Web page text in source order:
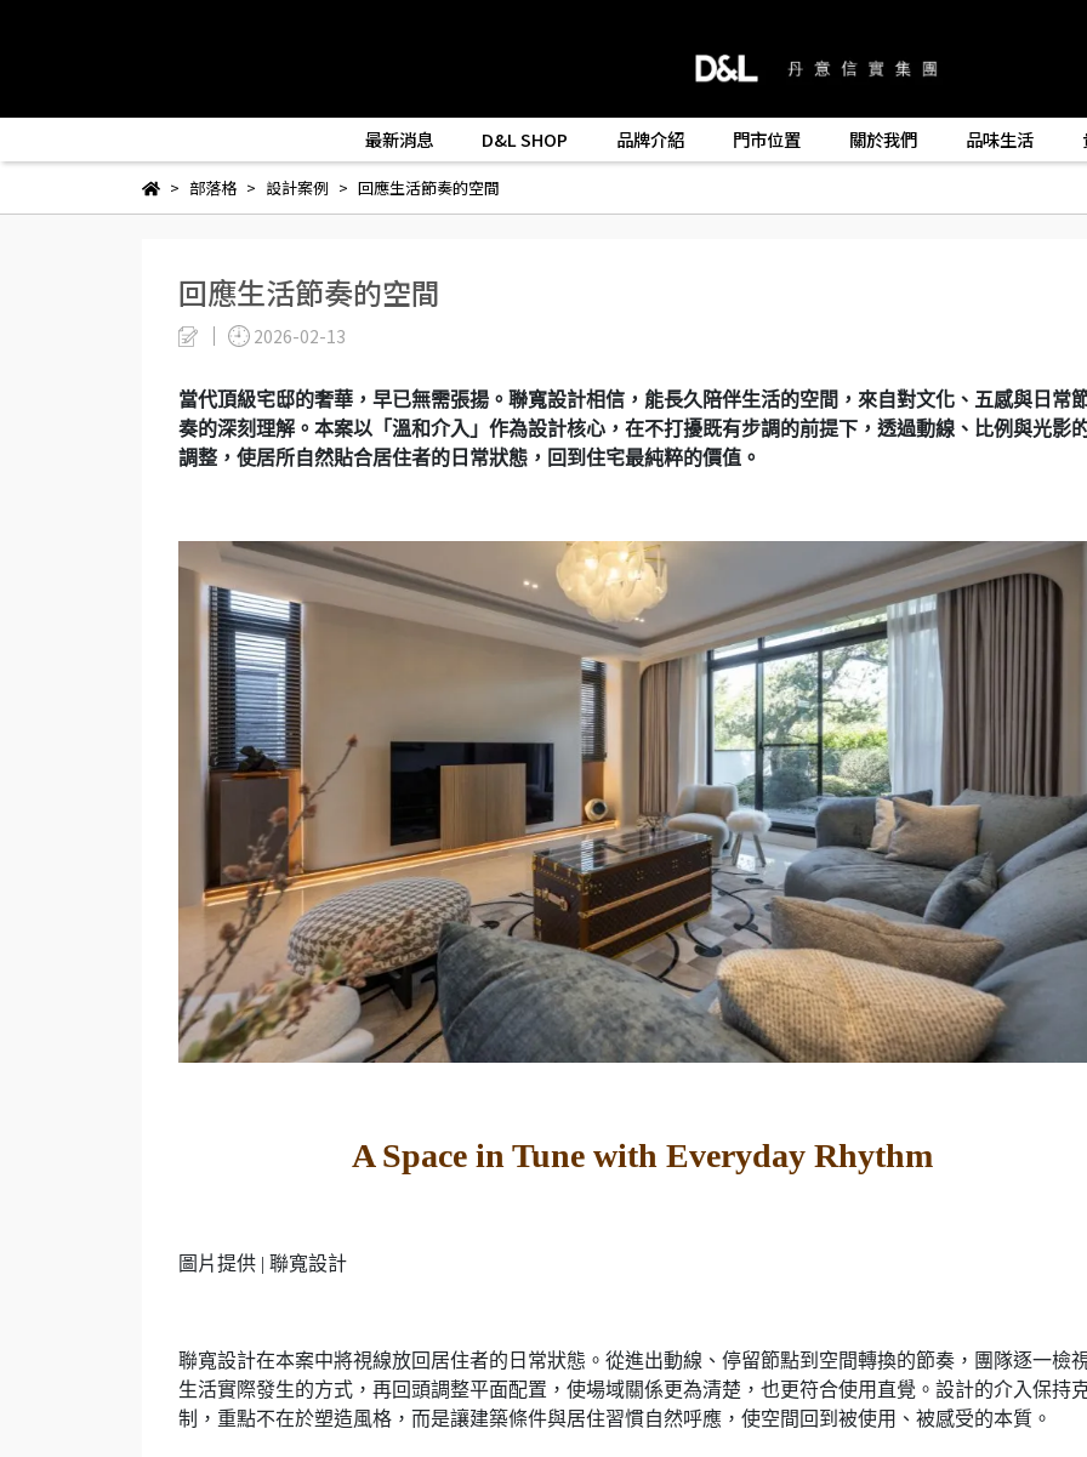
最新消息 D&L SHOP 品牌介紹 門市位置 關於我們 品味生活
部落格 設計案例 回應生活節奏的空間
回應生活節奏的空間
2026-02-13
當代頂級宅邸的奢華，早已無需張揚。聯寬設計相信，能長久陪伴生活的空間，來自對文化、五感與日常
奏的深刻理解。本案以「溫和介入」作為設計核心，在不打擾既有步調的前提下，透過動線、比例與光影
調整，使居所自然貼合居住者的日常狀態，回到住宅最純粹的價值。
A Space in Tune with Everyday Rhythm
圖片提供 | 聯寬設計
聯寬設計在本案中將視線放回居住者的日常狀態。從進出動線、停留節點到空間轉換的節奏，團隊逐一檢
生活實際發生的方式，再回頭調整平面配置，使場域關係更為清楚，也更符合使用直覺。設計的介入保持
制，重點不在於塑造風格，而是讓建築條件與居住習慣自然呼應，使空間回到被使用、被感受的本質。